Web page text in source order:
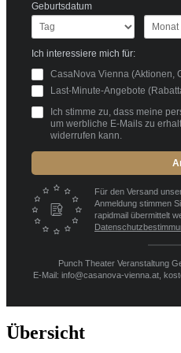
Geburtsdatum
Ich interessiere mich für:
CasaNova Vienna (Aktionen,
Last-Minute-Angebote
Ich stimme zu, dass meine
um werbliche E-Mails zu
widerrufen kann.
Für den Versand
Anmeldung stimmen
rapidmail übermittelt
Punch Theater Veranstaltung
E-Mail: info@casanova-vienna.at,
Übersicht